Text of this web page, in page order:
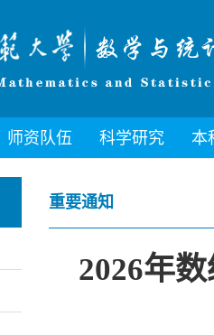
师资队伍 科学研究 本
重要通知
2026年